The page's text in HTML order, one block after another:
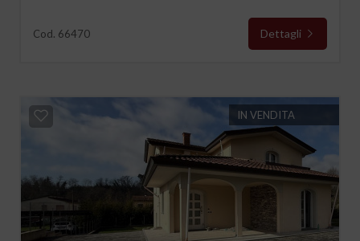
Cod. 66470 Dettagli
IN VENDITA